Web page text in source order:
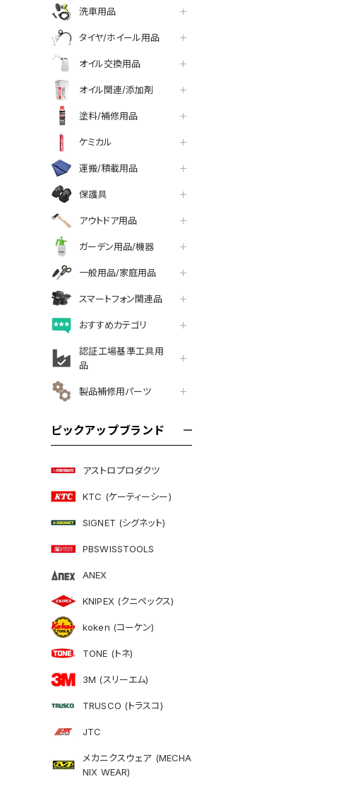
洗車用品
タイヤ/ホイール用品
オイル交換用品
オイル関連/添加剤
塗料/補修用品
ケミカル
運搬/積載用品
保護具
アウトドア用品
ガーデン用品/機器
一般用品/家庭用品
スマートフォン関連品
おすすめカテゴリ
認証工場基準工具用
品
製品補修用パーツ
ピックアップブランド
アストロプロダクツ
KTC (ケーティーシー)
SIGNET (シグネット)
PBSWISSTOOLS
ANEX
KNIPEX (クニペックス)
koken (コーケン)
TONE (トネ)
3M (スリーエム)
TRUSCO (トラスコ)
JTC
メカニクスウェア (MECHA
NIX WEAR)